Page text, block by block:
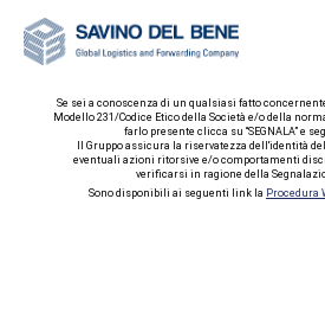
Se sei a conoscenza di un qualsiasi fatto
Modello 231/Codice Etico della Società e/o della
farlo presente clicca su “SEGNALA” e
Il Gruppo assicura la riservatezza dell'identità
eventuali azioni ritorsive e/o comportamenti
verificarsi in ragione della
Sono disponibili ai seguenti link la Procedura